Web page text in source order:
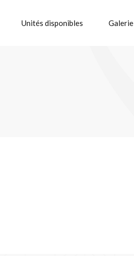
Unités disponibles Galerie